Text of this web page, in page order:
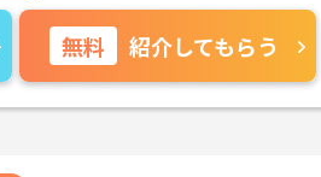
無料 紹介してもらう